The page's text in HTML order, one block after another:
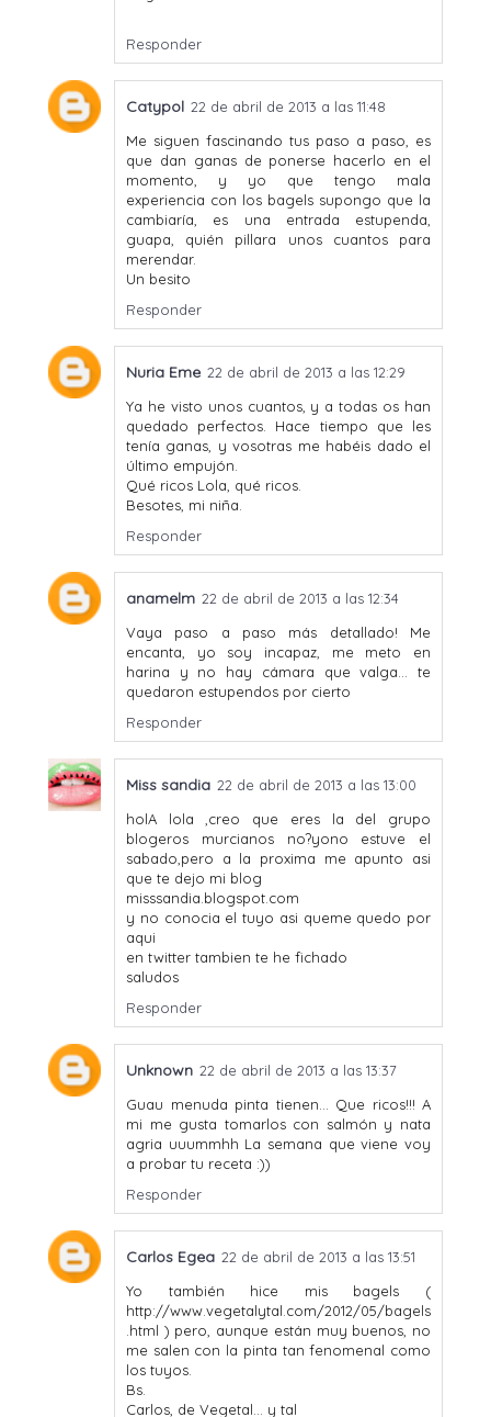
Responder
Catypol 22 de abril de 2013 a las 11:48
Me siguen fascinando tus paso a paso, es
que dan ganas de ponerse hacerlo en el
momento, y yo que tengo mala
experiencia con los bagels supongo que la
cambiaría, es una entrada estupenda,
guapa, quién pillara unos cuantos para
merendar.
Un besito
Responder
Nuria Eme 22 de abril de 2013 a las 12:29
Ya he visto unos cuantos, y a todas os han
quedado perfectos. Hace tiempo que les
tenía ganas, y vosotras me habéis dado el
último empujón.
Qué ricos Lola, qué ricos.
Besotes, mi niña.
Responder
anamelm 22 de abril de 2013 a las 12:34
Vaya paso a paso más detallado! Me
encanta, yo soy incapaz, me meto en
harina y no hay cámara que valga... te
quedaron estupendos por cierto
Responder
Miss sandia 22 de abril de 2013 a las 13:00
holA lola ,creo que eres la del grupo
blogeros murcianos no?yono estuve el
sabado,pero a la proxima me apunto asi
que te dejo mi blog
misssandia.blogspot.com
y no conocia el tuyo asi queme quedo por
aqui
en twitter tambien te he fichado
saludos
Responder
Unknown 22 de abril de 2013 a las 13:37
Guau menuda pinta tienen... Que ricos!!! A
mi me gusta tomarlos con salmón y nata
agria uuummhh La semana que viene voy
a probar tu receta :))
Responder
Carlos Egea 22 de abril de 2013 a las 13:51
Yo también hice mis bagels (
http://www.vegetalytal.com/2012/05/bagels
.html ) pero, aunque están muy buenos, no
me salen con la pinta tan fenomenal como
los tuyos.
Bs.
Carlos, de Vegetal... y tal